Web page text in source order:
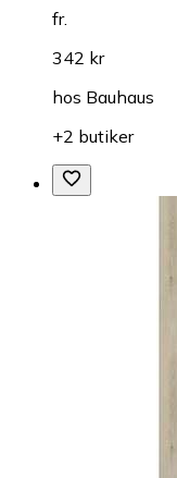
fr.
342 kr
hos Bauhaus
+2 butiker